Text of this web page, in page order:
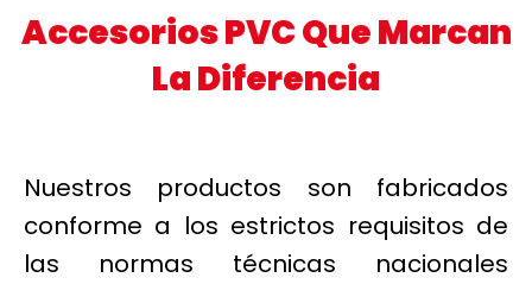
Accesorios PVC Que Marcan
La Diferencia
Nuestros productos son fabricados
conforme a los estrictos requisitos de
las normas técnicas nacionales